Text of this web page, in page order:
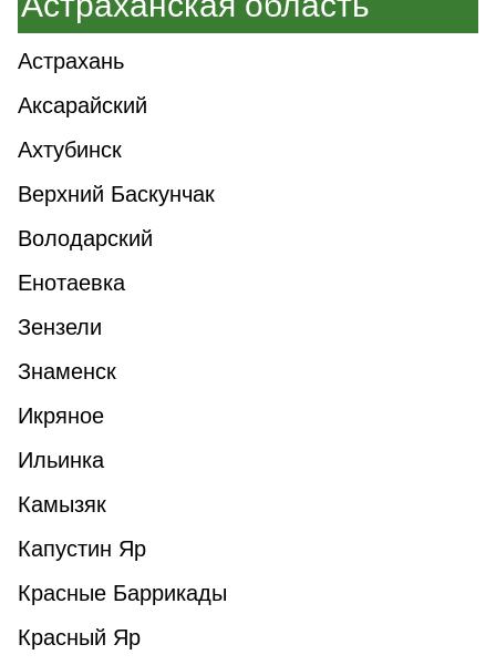
Астрахань
Аксарайский
Ахтубинск
Верхний Баскунчак
Володарский
Енотаевка
Зензели
Знаменск
Икряное
Ильинка
Камызяк
Капустин Яр
Красные Баррикады
Красный Яр